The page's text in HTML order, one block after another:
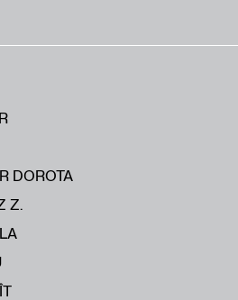
DOROTA
Z.